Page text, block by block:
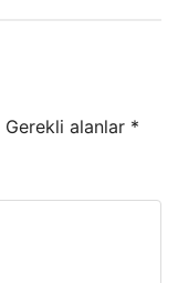
Gerekli alanlar *